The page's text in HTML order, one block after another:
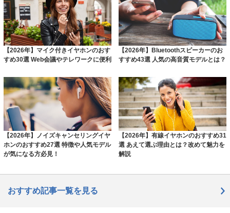
【2026年】マイク付きイヤホンのおす
すめ30選 Web会議やテレワークに便利
【2026年】Bluetoothスピーカーのお
すすめ43選 人気の高音質モデルとは？
【2026年】ノイズキャンセリングイヤ
ホンのおすすめ27選 特徴や人気モデル
が気になる方必見！
【2026年】有線イヤホンのおすすめ31
選 あえて選ぶ理由とは？改めて魅力を
解説
おすすめ記事一覧を見る